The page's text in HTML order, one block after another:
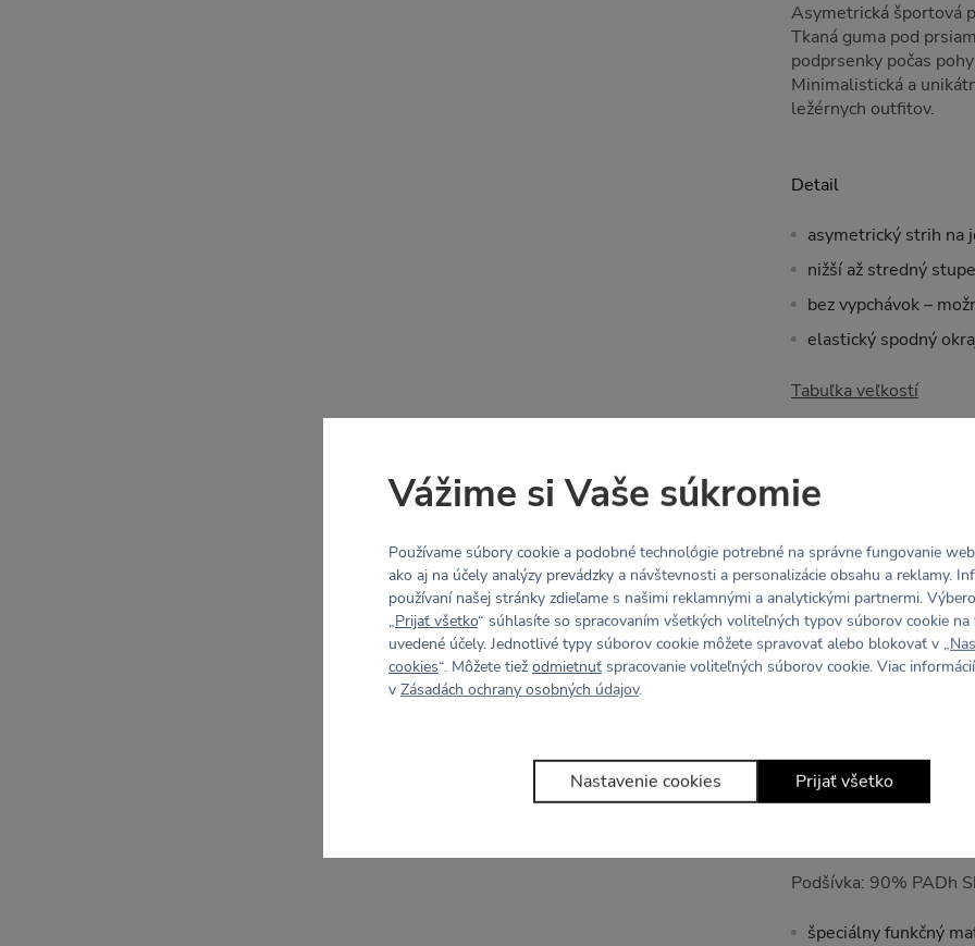
Asymetrická športová
Tkaná guma pod
podprsenky počas
Minimalistická a
ležérnych outfitov.
Detail
asymetrický strih na
nižší až stredný
bez vypchávok –
elastický spodný
Tabuľka veľkostí
príjemný na dotyk,
vhodný pre aktívne
elastický všetkými
odvádza pot a
vnútorná vrstva zo
Podšívka: 90% PADh
špeciálny funkčný
Vážime si Vaše súkromie
Používame súbory cookie a podobné technológie potrebné na správne fungovanie
ako aj na účely analýzy prevádzky a návštevnosti a personalizácie obsahu a reklamy.
používaní našej stránky zdieľame s našimi reklamnými a analytickými partnermi.
„Prijať všetko“ súhlasíte so spracovaním všetkých voliteľných typov súborov cookie
uvedené účely. Jednotlivé typy súborov cookie môžete spravovať alebo blokovať v „
cookies“. Môžete tiež odmietnuť spracovanie voliteľných súborov cookie. Viac
v Zásadách ochrany osobných údajov.
Nastavenie cookies Prijať všetko